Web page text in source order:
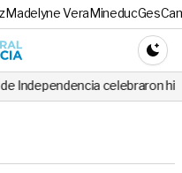
Madelyne VeraMineducGes
celebraron hito: el mensaje